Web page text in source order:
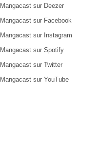
Mangacast sur Deezer
Mangacast sur Facebook
Mangacast sur Instagram
Mangacast sur Spotify
Mangacast sur Twitter
Mangacast sur YouTube